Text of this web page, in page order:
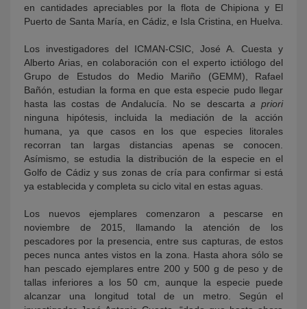
en cantidades apreciables por la flota de Chipiona y El
Puerto de Santa María, en Cádiz, e Isla Cristina, en Huelva.
Los investigadores del ICMAN-CSIC, José A. Cuesta y
Alberto Arias, en colaboración con el experto ictiólogo del
Grupo de Estudos do Medio Mariño (GEMM), Rafael
Bañón, estudian la forma en que esta especie pudo llegar
hasta las costas de Andalucía. No se descarta a priori
ninguna hipótesis, incluida la mediación de la acción
humana, ya que casos en los que especies litorales
recorran tan largas distancias apenas se conocen.
Asímismo, se estudia la distribución de la especie en el
Golfo de Cádiz y sus zonas de cría para confirmar si está
ya establecida y completa su ciclo vital en estas aguas.
Los nuevos ejemplares comenzaron a pescarse en
noviembre de 2015, llamando la atención de los
pescadores por la presencia, entre sus capturas, de estos
peces nunca antes vistos en la zona. Hasta ahora sólo se
han pescado ejemplares entre 200 y 500 g de peso y de
tallas inferiores a los 50 cm, aunque la especie puede
alcanzar una longitud total de un metro. Según el